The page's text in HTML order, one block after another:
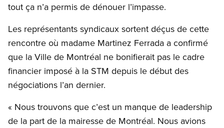
tout ça n’a permis de dénouer l’impasse.
Les représentants syndicaux sortent déçus de cette
rencontre où madame Martinez Ferrada a confirmé
que la Ville de Montréal ne bonifierait pas le cadre
financier imposé à la STM depuis le début des
négociations l’an dernier.
« Nous trouvons que c’est un manque de leadership
de la part de la mairesse de Montréal. Nous avions